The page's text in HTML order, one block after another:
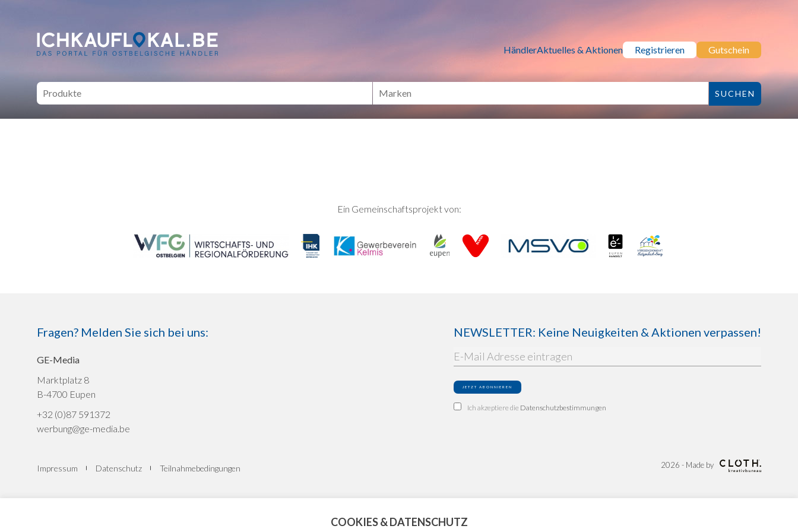
ich kauf lokal - Bei lokalen Händlern online Shoppen HändlerAktuelles & Aktionen Registrieren Gutschein
Ein Gemeinschaftsprojekt von:
Fragen? Melden Sie sich bei uns:
GE-Media
Marktplatz 8
B-4700 Eupen
+32 (0)87 591372
werbung@ge-media.be
NEWSLETTER: Keine Neuigkeiten & Aktionen verpassen!
Ich akzeptiere die Datenschutzbestimmungen
Impressum Datenschutz Teilnahmebedingungen 2026 - Made by
COOKIES & DATENSCHUTZ